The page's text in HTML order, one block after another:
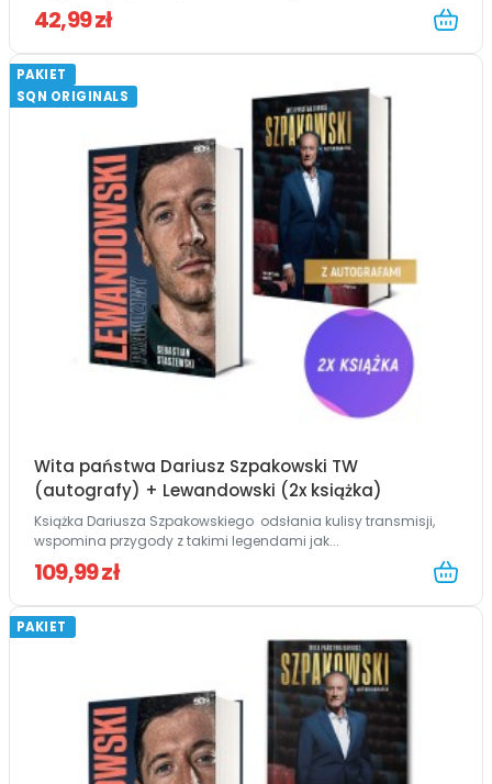
42,99 zł
PAKIET
SQN ORIGINALS
Wita państwa Dariusz Szpakowski TW
(autografy) + Lewandowski (2x książka)
Książka Dariusza Szpakowskiego odsłania kulisy transmisji,
wspomina przygody z takimi legendami jak...
109,99 zł
PAKIET